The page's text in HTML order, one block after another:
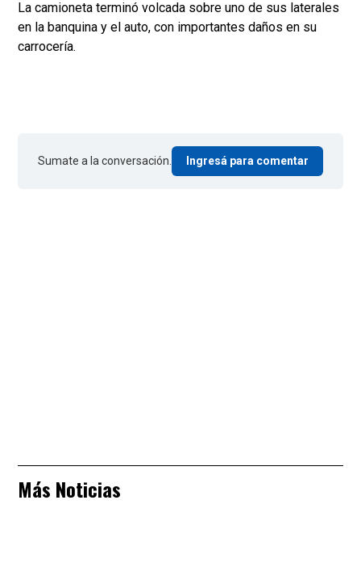
La camioneta terminó volcada sobre uno de sus laterales
en la banquina y el auto, con importantes daños en su
carrocería.
Sumate a la conversación. Ingresá para comentar
Más Noticias